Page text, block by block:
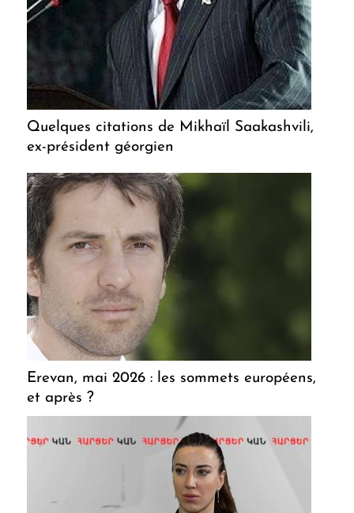
Quelques citations de Mikhaïl Saakashvili,
ex-président géorgien
Erevan, mai 2026 : les sommets européens,
et après ?